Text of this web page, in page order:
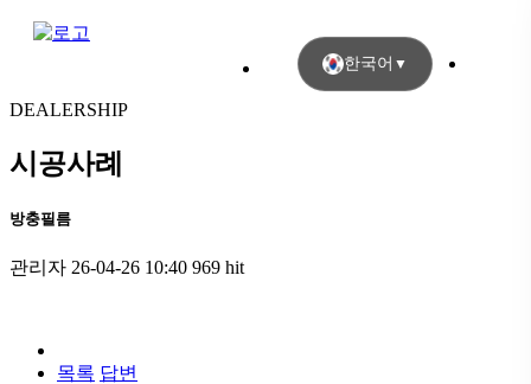
한국어 ▼
DEALERSHIP
시공사례
방충필름
관리자 26-04-26 10:40 969 hit
목록 답변